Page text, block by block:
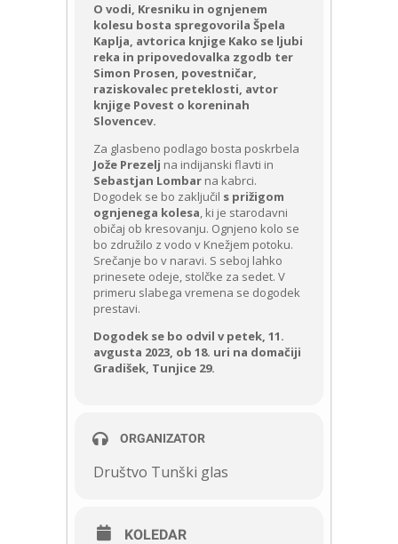
O vodi, Kresniku in ognjenem
kolesu bosta spregovorila Špela
Kaplja, avtorica knjige Kako se ljubi
reka in pripovedovalka zgodb ter
Simon Prosen, povestničar,
raziskovalec preteklosti, avtor
knjige Povest o koreninah
Slovencev.
Za glasbeno podlago bosta poskrbela
Jože Prezelj na indijanski flavti in
Sebastjan Lombar na kabrci.
Dogodek se bo zaključil s prižigom
ognjenega kolesa, ki je starodavni
običaj ob kresovanju. Ognjeno kolo se
bo združilo z vodo v Knežjem potoku.
Srečanje bo v naravi. S seboj lahko
prinesete odeje, stolčke za sedet. V
primeru slabega vremena se dogodek
prestavi.
Dogodek se bo odvil v petek, 11.
avgusta 2023, ob 18. uri na domačiji
Gradišek, Tunjice 29.
ORGANIZATOR
Društvo Tunški glas
KOLEDAR